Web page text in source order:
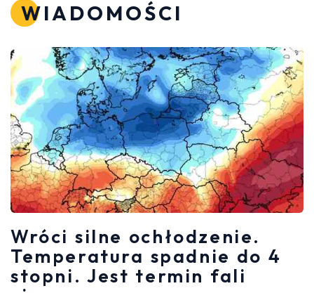
WIADOMOŚCI
Wróci silne ochłodzenie.
Temperatura spadnie do 4
stopni. Jest termin fali